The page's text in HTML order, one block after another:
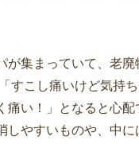
が集まっていて、老廃
すこし痛いけど気持
痛い！」となると心配
しやすいものや、中に